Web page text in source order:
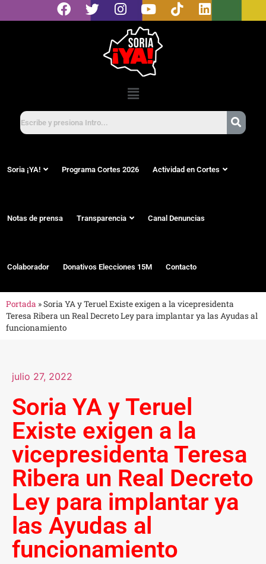
Soria ¡YA! Programa Cortes 2026 Actividad en Cortes
Notas de prensa Transparencia Canal Denuncias
Colaborador Donativos Elecciones 15M Contacto
Portada »Soria YA y Teruel Existe exigen a la vicepresidenta
Teresa Ribera un Real Decreto Ley para implantar ya las Ayudas al
funcionamiento
julio 27, 2022
Soria YA y Teruel
Existe exigen a la
vicepresidenta Teresa
Ribera un Real Decreto
Ley para implantar ya
las Ayudas al
funcionamiento